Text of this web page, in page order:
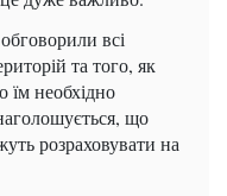
всі
та того, як
необхідно
що
розраховувати на